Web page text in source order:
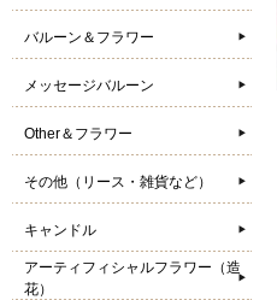
バルーン＆フラワー
メッセージバルーン
Other＆フラワー
その他（リース・雑貨など）
キャンドル
アーティフィシャルフラワー（造
花）